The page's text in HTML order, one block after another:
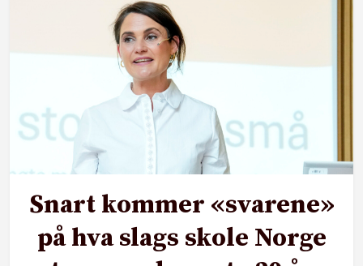
Snart kommer «svarene»
på hva slags skole Norge